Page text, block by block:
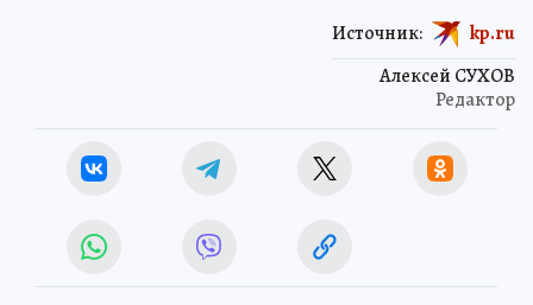
Алексей СУХОВ
Редактор
Источник: kp.ru